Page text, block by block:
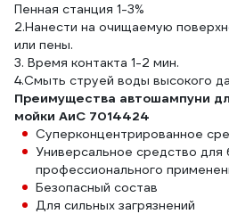
Пенная станция 1-3%
2.Нанести на очищаемую
или пены.
3. Время контакта 1-2 мин.
4.Смыть струей воды высокого
Преимущества автошампуни
мойки АиС 7014424
Суперконцентрированное
Универсальное средство для
профессионального
Безопасный состав
Для сильных загрязнений